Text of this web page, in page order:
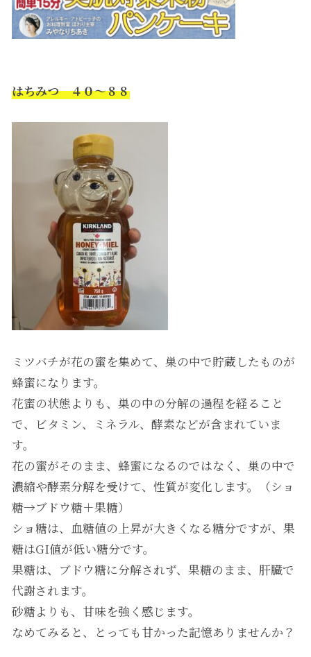
はちみつ ４０〜８８
ミツバチが花の蜜を集めて、巣の中で貯蔵したものが
蜂蜜になります。
花蜜の状態よりも、巣の中の分解の過程を経ること
で、ビタミン、ミネラル、酵素などが含まれていま
す。
花の蜜がそのまま、蜂蜜になるのではなく、巣の中で
濃縮や酵素分解を受けて、性質が変化します。（ショ
糖→ブドウ糖＋果糖）
ショ糖は、血糖値の上昇が大きくなる糖分ですが、果
糖はGI値が低い糖分です。
果糖は、ブドウ糖に分解されず、果糖のまま、肝臓で
代謝されます。
砂糖よりも、甘味を強く感じます。
なめてみると、とっても甘かった記憶ありませんか？